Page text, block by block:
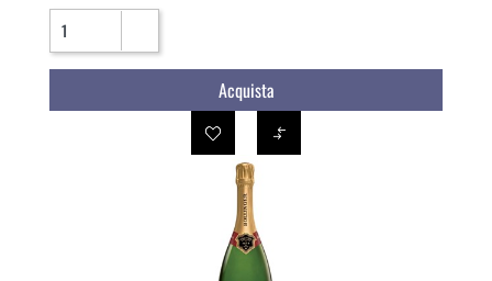
Quantità
Acquista